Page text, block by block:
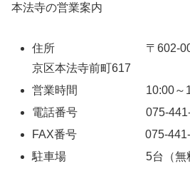
本法寺の営業案内
住所 〒602-0061
京区本法寺前町617
営業時間 10:00～
電話番号 075-441-
FAX番号 075-441-
駐車場 5台（無料